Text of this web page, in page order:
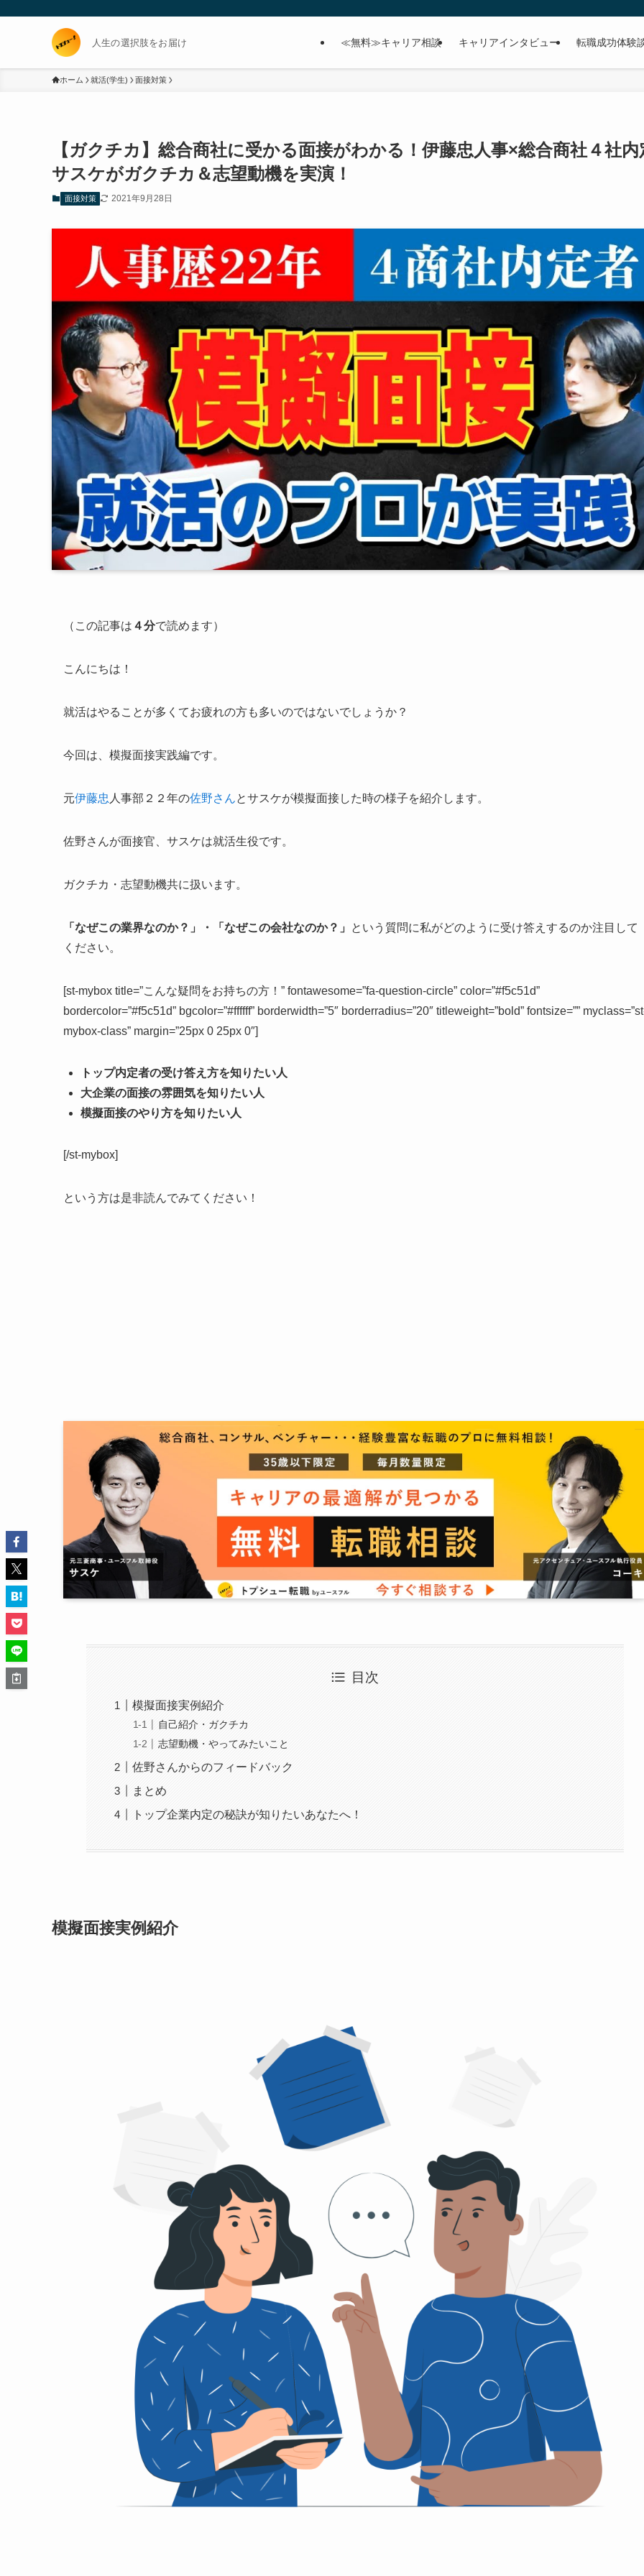
人生の選択肢をお届け ≪無料≫キャリア相談 キャリアインタビュー 転職成功体験
ホーム 就活(学生) 面接対策
【ガクチカ】総合商社に受かる面接がわかる！伊藤忠人事×総合商社４社内
サスケがガクチカ＆志望動機を実演！
面接対策 2021年9月28日
（この記事は ４分で読めます）
こんにちは！
就活はやることが多くてお疲れの方も多いのではないでしょうか？
今回は、模擬面接実践編です。
元伊藤忠 人事部２２年の佐野さんとサスケが模擬面接した時の様子を紹介します。
佐野さんが面接官、サスケは就活生役です。
ガクチカ・志望動機共に扱います。
「なぜこの業界なのか？」 ・ 「なぜこの会社なのか？」
という質問に私がどのように受け答えするのか注目して
ください。
[st-mybox title=”こんな疑問をお持ちの方！” fontawesome=”fa-question-circle” color=”#f5c51d”
bordercolor=”#f5c51d” bgcolor=”#ffffff” borderwidth=”5″ borderradius=”20″ titleweight=”bold” fontsize=””
mybox-class” margin=”25px 0 25px 0″]
トップ内定者の受け答え方を知りたい人
大企業の面接の雰囲気を知りたい人
模擬面接のやり方を知りたい人
[/st-mybox]
という方は是非読んでみてください！
目次
模擬面接実例紹介
自己紹介・ガクチカ
志望動機・やってみたいこと
佐野さんからのフィードバック
まとめ
トップ企業内定の秘訣が知りたいあなたへ！
模擬面接実例紹介